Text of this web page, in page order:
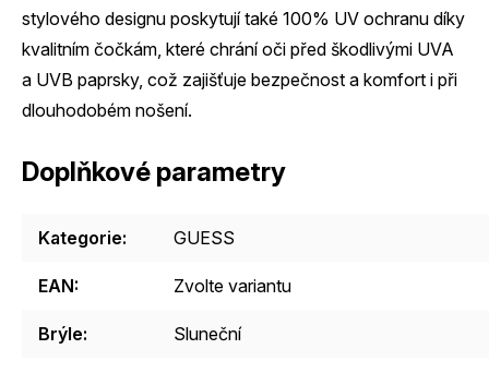
stylového designu poskytují také 100% UV ochranu díky
kvalitním čočkám, které chrání oči před škodlivými UVA
a UVB paprsky, což zajišťuje bezpečnost a komfort i při
dlouhodobém nošení.
Doplňkové parametry
Kategorie: GUESS
EAN: Zvolte variantu
Brýle: Sluneční